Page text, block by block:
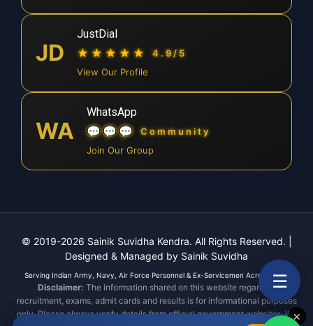
JD
JustDial
★★★★★
4.9/5
View Our Profile
WA
WhatsApp
💬💬💬 Community
Join Our Group
© 2019-2026 Sainik Suvidha Kendra. All Rights Reserved.
Designed & Managed by Sainik Suvidha
Serving Indian Army, Navy, Air Force Personnel & Ex-Servicemen Across India.
Disclaimer: The information shared on this website regarding
recruitment, exams, admit cards and results is for informational purposes
only. Please always verify details from official government websites. We✕
☰